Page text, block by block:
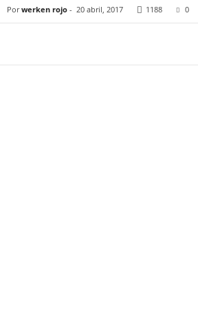
Por werken rojo - 20 abril, 2017 1188 0